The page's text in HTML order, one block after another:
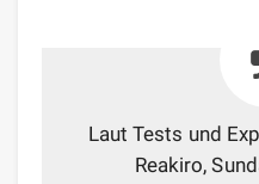
Laut Tests und
Reakiro,